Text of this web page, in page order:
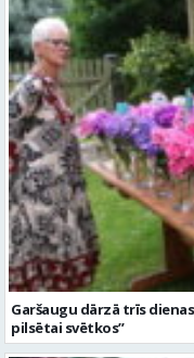
Garšaugu dārzā trīs
pilsētai svētkos”